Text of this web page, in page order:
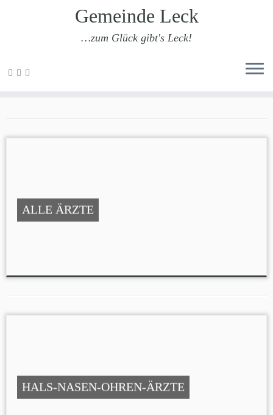
Zum
Gemeinde Leck
…zum Glück gibt's Leck!
ALLE ÄRZTE
HALS-NASEN-OHREN-ÄRZTE